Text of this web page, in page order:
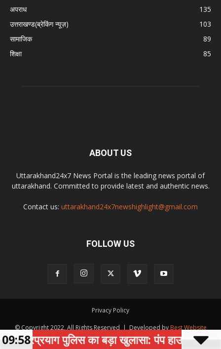
अपराध
135
उत्तराखण्ड(ब्रेकिंग न्यूज़)
103
सामाजिक
89
शिक्षा
85
ABOUT US
Uttarakhand24x7 News Portal is the leading news portal of
uttarakhand. Committed to provide latest and authentic news.
Contact us: uttarakhand24x7newshighlight@gmail.com
FOLLOW US
Privacy Policy
© Copyright 2022, All Rights Reserved | Developed by Best Website
Development Company
पुलिस का बड़ा खुलासा: पंप हाउस व हॉटमिक्स
09:58